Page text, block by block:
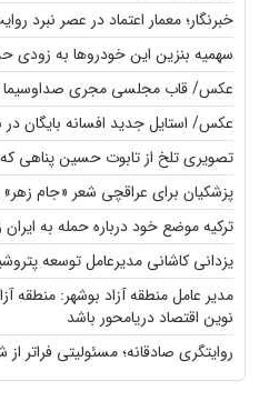
خبرنگار؛ معمار اعتماد در عصر نبرد
سهمیه بنزین این خودروها به
عکس/ قاب مجلسی مجری صداوسیما
عکس/ استایل جدید افسانه بایگان در سن
تصویری تلخ از تابوت حسین پناهی
پزشکیان برای عراقچی شعر «جام زهر»
ترکیه موضع خود درباره حمله به ایران
یزدانی کاشانی مدیرعامل توسعه
مدیر عامل منطقه آزاد بوشهر: منطقه
نوین اقتصاد دریامحور باشد
روایتگری صادقانه؛ مسئولیتی فراتر